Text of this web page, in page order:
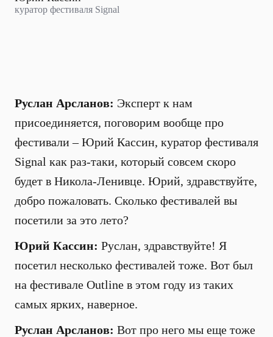
куратор фестиваля Signal
Руслан Арсланов: Эксперт к нам
присоединяется, поговорим вообще про
фестивали – Юрий Кассин, куратор фестиваля
Signal как раз-таки, который совсем скоро
будет в Никола-Ленивце. Юрий, здравствуйте,
добро пожаловать. Сколько фестивалей вы
посетили за это лето?
Юрий Кассин: Руслан, здравствуйте! Я
посетил несколько фестивалей тоже. Вот был
на фестивале Outline в этом году из таких
самых ярких, наверное.
Руслан Арсланов: Вот про него мы еще тоже